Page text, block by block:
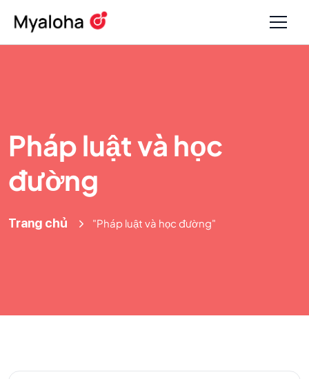
Pháp luật và học
đường
Trang chủ "Pháp luật và học đường"